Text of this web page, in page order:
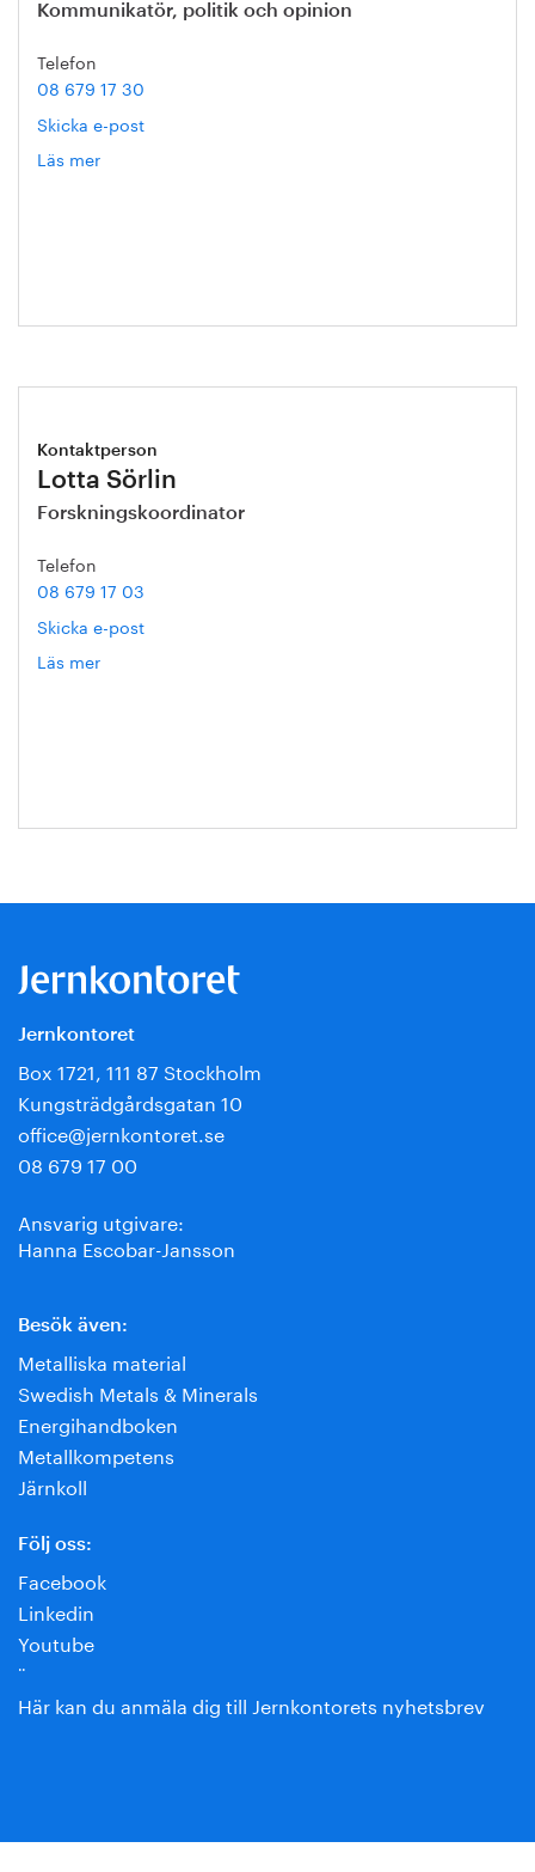
Kommunikatör, politik och opinion
Telefon
08 679 17 30
Skicka e-post
Läs mer
Kontaktperson
Lotta Sörlin
Forskningskoordinator
Telefon
08 679 17 03
Skicka e-post
Läs mer
Jernkontoret
Box 1721, 111 87 Stockholm
Kungsträdgårdsgatan 10
office@jernkontoret.se
08 679 17 00
Ansvarig utgivare:
Hanna Escobar-Jansson
Besök även:
Metalliska material
Swedish Metals & Minerals
Energihandboken
Metallkompetens
Järnkoll
Följ oss:
Facebook
Linkedin
Youtube
¨
Här kan du anmäla dig till Jernkontorets nyhetsbrev